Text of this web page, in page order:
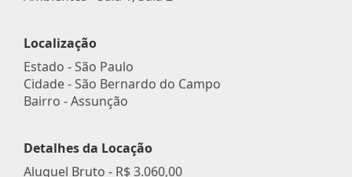
Localização
Estado -São Paulo
Cidade -São Bernardo do Campo
Bairro -Assunção
Detalhes da Locação
Aluguel Bruto - R$ 3.060,00